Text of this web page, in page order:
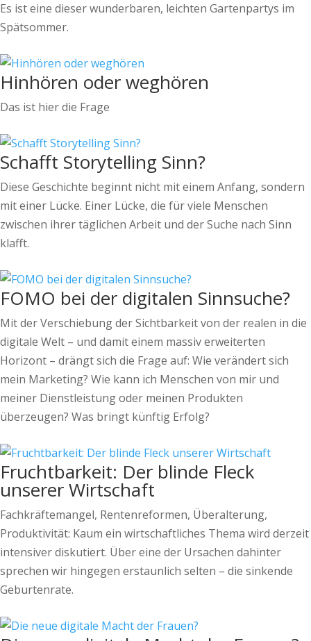
Es ist eine dieser wunderbaren, leichten Gartenpartys im
Spätsommer.
Hinhören oder weghören
Das ist hier die Frage
Schafft Storytelling Sinn?
Diese Geschichte beginnt nicht mit einem Anfang, sondern
mit einer Lücke. Einer Lücke, die für viele Menschen
zwischen ihrer täglichen Arbeit und der Suche nach Sinn
klafft.
FOMO bei der digitalen Sinnsuche?
Mit der Verschiebung der Sichtbarkeit von der realen in die
digitale Welt – und damit einem massiv erweiterten
Horizont – drängt sich die Frage auf: Wie verändert sich
mein Marketing? Wie kann ich Menschen von mir und
meiner Dienstleistung oder meinen Produkten
überzeugen? Was bringt künftig Erfolg?
Fruchtbarkeit: Der blinde Fleck
unserer Wirtschaft
Fachkräftemangel, Rentenreformen, Überalterung,
Produktivität: Kaum ein wirtschaftliches Thema wird derzeit
intensiver diskutiert. Über eine der Ursachen dahinter
sprechen wir hingegen erstaunlich selten – die sinkende
Geburtenrate.